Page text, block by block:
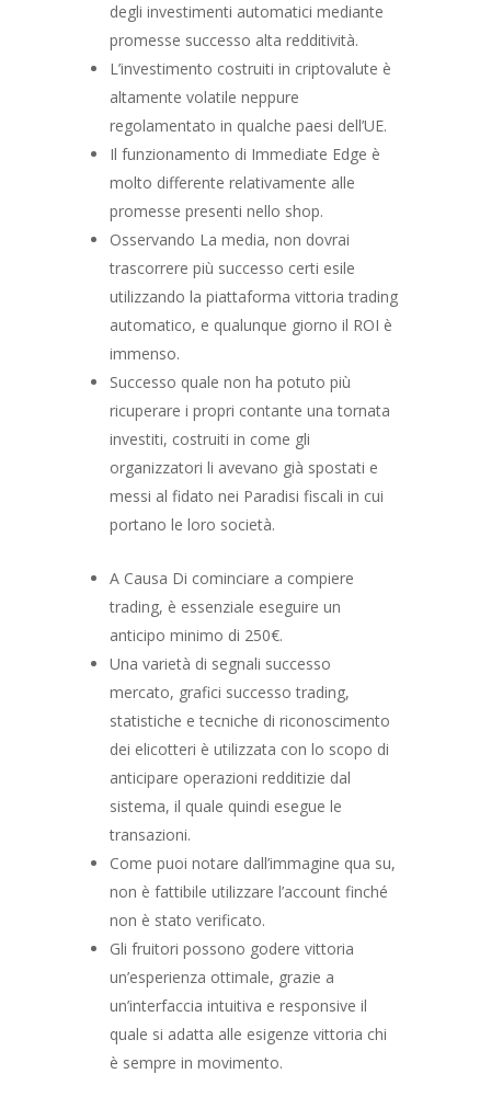
degli investimenti automatici mediante
promesse successo alta redditività.
L’investimento costruiti in criptovalute è
altamente volatile neppure
regolamentato in qualche paesi dell’UE.
Il funzionamento di Immediate Edge è
molto differente relativamente alle
promesse presenti nello shop.
Osservando La media, non dovrai
trascorrere più successo certi esile
utilizzando la piattaforma vittoria trading
automatico, e qualunque giorno il ROI è
immenso.
Successo quale non ha potuto più
ricuperare i propri contante una tornata
investiti, costruiti in come gli
organizzatori li avevano già spostati e
messi al fidato nei Paradisi fiscali in cui
portano le loro società.
A Causa Di cominciare a compiere
trading, è essenziale eseguire un
anticipo minimo di 250€.
Una varietà di segnali successo
mercato, grafici successo trading,
statistiche e tecniche di riconoscimento
dei elicotteri è utilizzata con lo scopo di
anticipare operazioni redditizie dal
sistema, il quale quindi esegue le
transazioni.
Come puoi notare dall’immagine qua su,
non è fattibile utilizzare l’account finché
non è stato verificato.
Gli fruitori possono godere vittoria
un’esperienza ottimale, grazie a
un’interfaccia intuitiva e responsive il
quale si adatta alle esigenze vittoria chi
è sempre in movimento.